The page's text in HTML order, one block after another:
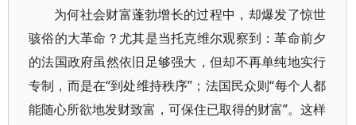
为何社会财富蓬勃增长的过程中，却爆发了惊世
骇俗的大革命？尤其是当托克维尔观察到：革命前夕
的法国政府虽然依旧足够强大，但却不再单纯地实行
专制，而是在“到处维持秩序”；法国民众则“每个人都
能随心所欲地发财致富，可保住已取得的财富”。这样